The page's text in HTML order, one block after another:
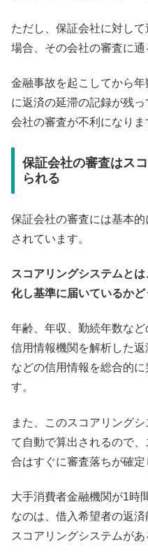
ただし、保証会社に対し
場合、その会社の審査に通
金融事故を起こしてから
に返済の延滞の記録が残
会社の審査が不利になりま
保証会社の審査はス
られる
保証会社の審査には基本
されています。
スコアリングシステムと
化し基準に届いているかど
年齢、年収、勤続年数など
信用情報機関を解析した
などの信用情報を総合的
す。
また、このスコアリング
て自動で算出されるので
合はすぐに審査落ちが確定
大手消費者金融機関が1時
なのは、借入希望者の返
スコアリングシステムがあ